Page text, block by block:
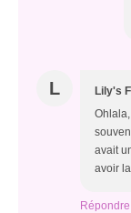
L Lily's
avait
avoir
Répondre